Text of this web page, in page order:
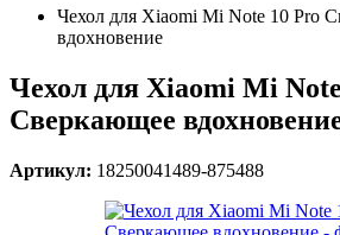
Чехол для Xiaomi Mi Note 10 Pro
вдохновение
Чехол для Xiaomi Mi
Сверкающее
Артикул: 18250041489-875488